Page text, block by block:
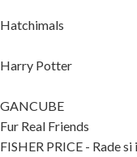
Hatchimals
Harry Potter
GANCUBE
Fur Real Friends
FISHER PRICE - Rade